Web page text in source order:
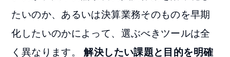
たいのか、あるいは決算業務そのものを早期
化したいのかによって、選ぶべきツールは全
く異なります。解決したい課題と目的を明確